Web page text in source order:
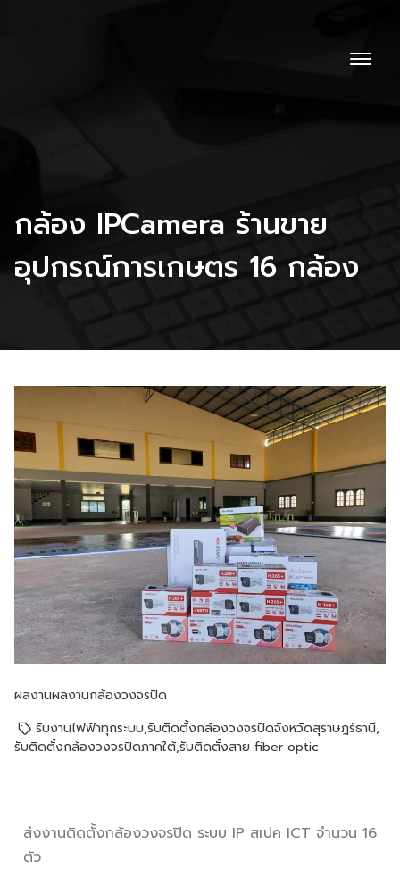
กล้อง IPCamera ร้านขาย
อุปกรณ์การเกษตร 16 กล้อง
ผลงานผลงานกล้องวงจรปิด
รับงานไฟฟ้าทุกระบบ,รับติดตั้งกล้องวงจรปิดจังหวัดสุราษฎร์ธานี,
รับติดตั้งกล้องวงจรปิดภาคใต้,รับติดตั้งสาย fiber optic
ส่งงานติดตั้งกล้องวงจรปิด ระบบ IP สเปค ICT จำนวน 16
ตัว